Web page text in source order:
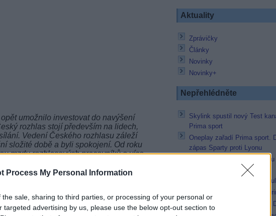
Process My Personal Information
the sale, sharing to third parties, or processing of your personal or
targeted advertising by us, please use the below opt-out section to
umožnilo investovat do navýšení
rozhlas stojí především na lidech,
Vedení Českého rozhlasu záleží
složité době a byli spokojení. Od roku
mzdu rozhlasových pracovníků o více
svoji konkurenceschopnost na
René Zavoral.
Aktuality
Zprávičky
Články
Novinky
Novinky+
Nepřehlédněte
Skylink spustil nový Test
Prima sport
Oneplay zařadí Prima sport.
zápas Sparty proti Lyonu
Prima sport odvysílá i
Operátor Du převzal další
Antik TV potvrdil zařazení
Televisa Networks přešla na